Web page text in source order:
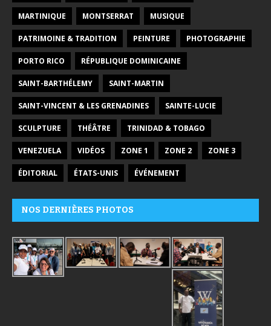
MARTINIQUE MONTSERRAT MUSIQUE
PATRIMOINE & TRADITION PEINTURE PHOTOGRAPHIE
PORTO RICO RÉPUBLIQUE DOMINICAINE
SAINT-BARTHÉLEMY SAINT-MARTIN
SAINT-VINCENT & LES GRENADINES SAINTE-LUCIE
SCULPTURE THÉÂTRE TRINIDAD & TOBAGO
VENEZUELA VIDÉOS ZONE 1 ZONE 2 ZONE 3
ÉDITORIAL ÉTATS-UNIS ÉVÉNEMENT
NOS DERNIÈRES PHOTOS